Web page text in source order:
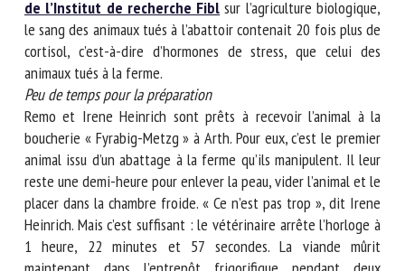
Des études montrent également que le niveau de stress des
animaux est nettement inférieur. Dans uneétude récente
de l’Institut de recherche Fiblsur l’agriculture
biologique, le sang des animaux tués à l’abattoir contenait
20 fois plus de cortisol, c’est-à-dire d’hormones de stress,
que celui des animaux tués à la ferme.
Peu de temps pour la préparation
Remo et Irene Heinrich sont prêts à recevoir l’animal à la
boucherie « Fyrabig-Metzg » à Arth. Pour eux, c’est le
premier animal issu d’un abattage à la ferme qu’ils
manipulent. Il leur reste une demi-heure pour enlever la
peau, vider l’animal et le placer dans la chambre froide. « Ce